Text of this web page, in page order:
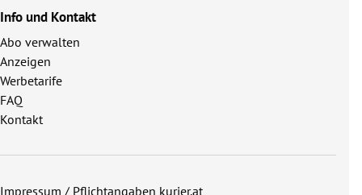
Info und Kontakt
Abo verwalten
Anzeigen
Werbetarife
FAQ
Kontakt
Impressum / Pflichtangaben kurier.at